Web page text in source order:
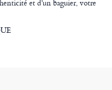
et d’un baguier, votre